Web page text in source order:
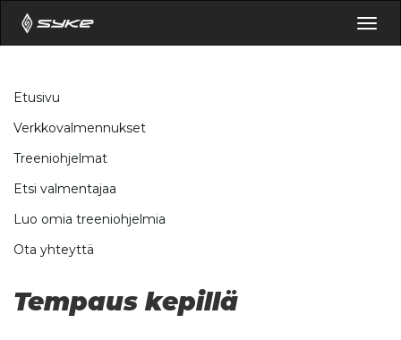
Etusivu
Verkkovalmennukset
Treeniohjelmat
Etsi valmentajaa
Luo omia treeniohjelmia
Ota yhteyttä
Tempaus kepillä